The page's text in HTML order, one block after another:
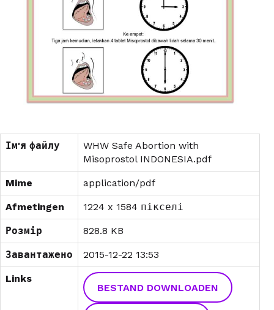
Ім'я файлу
WHW Safe Abortion with
Misoprostol INDONESIA.pdf
Mime application/pdf
Afmetingen 1224 x 1584 пікселі
Розмір 828.8 KB
Завантажено 2015-12-22 13:53
Links
BESTAND DOWNLOADEN